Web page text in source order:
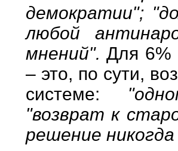
демократии";
любой
мнений".Для 6%
– это, по сути,
системе:
"возврат к
решение